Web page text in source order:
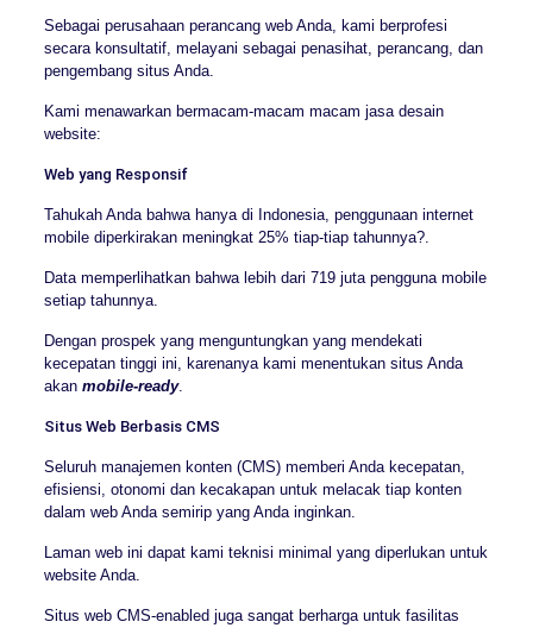
Sebagai perusahaan perancang web Anda, kami berprofesi
secara konsultatif, melayani sebagai penasihat, perancang, dan
pengembang situs Anda.
Kami menawarkan bermacam-macam macam jasa desain
website:
Web yang Responsif
Tahukah Anda bahwa hanya di Indonesia, penggunaan internet
mobile diperkirakan meningkat 25% tiap-tiap tahunnya?.
Data memperlihatkan bahwa lebih dari 719 juta pengguna mobile
setiap tahunnya.
Dengan prospek yang menguntungkan yang mendekati
kecepatan tinggi ini, karenanya kami menentukan situs Anda
akan mobile-ready.
Situs Web Berbasis CMS
Seluruh manajemen konten (CMS) memberi Anda kecepatan,
efisiensi, otonomi dan kecakapan untuk melacak tiap konten
dalam web Anda semirip yang Anda inginkan.
Laman web ini dapat kami teknisi minimal yang diperlukan untuk
website Anda.
Situs web CMS-enabled juga sangat berharga untuk fasilitas